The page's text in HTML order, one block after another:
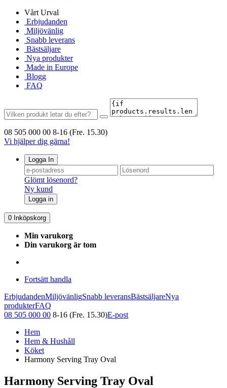
Vårt Urval
Erbjudanden
Miljövänlig
Snabb leverans
Bästsäljare
Nya produkter
Made in Europe
Blogg
FAQ
08 505 000 00 8-16 (Fre. 15.30)
Vi hjälper dig gärna!
Logga In
Glömt lösenord?
Ny kund
Logga in
0 Inköpskorg
Min varukorg
Din varukorg är tom
Fortsätt handla
ErbjudandenMiljövänligSnabb leveransBästsäljareNya
produkterFAQ
08 505 000 00 8-16 (Fre. 15.30)E-post
Hem
Hem & Hushåll
Köket
Harmony Serving Tray Oval
Harmony Serving Tray Oval